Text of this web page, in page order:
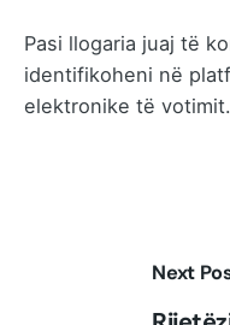
Pasi llogaria juaj të
identifikoheni në
elektronike të votimit.
Next